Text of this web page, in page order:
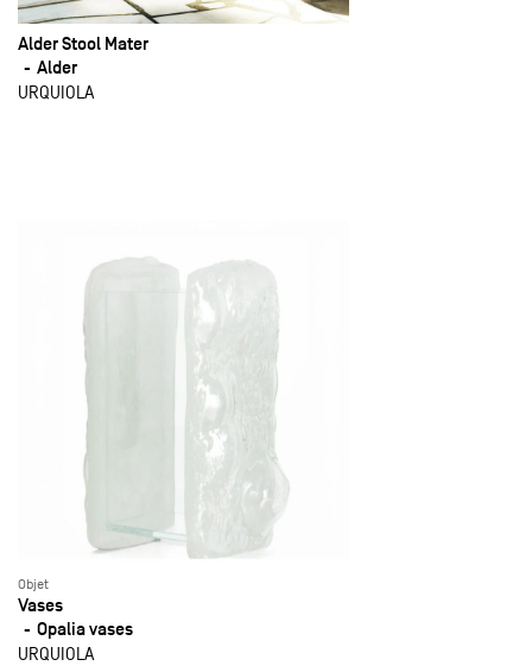
Alder Stool Mater
Alder
URQUIOLA
Objet
Vases
Opalia vases
URQUIOLA